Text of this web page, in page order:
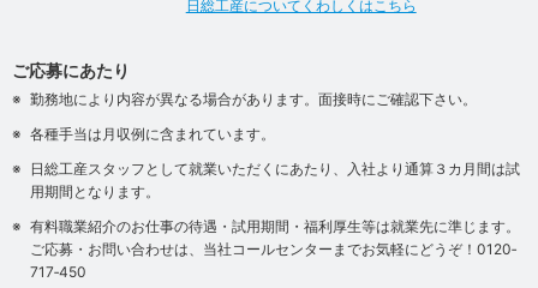
日総工産についてくわしくはこちら
ご応募にあたり
勤務地により内容が異なる場合があります。面接時にご確認下さい。
各種手当は月収例に含まれています。
日総工産スタッフとして就業いただくにあたり、入社より通算３カ月間は試
用期間となります。
有料職業紹介のお仕事の待遇・試用期間・福利厚生等は就業先に準じます。
ご応募・お問い合わせは、当社コールセンターまでお気軽にどうぞ！0120‐
717‐450